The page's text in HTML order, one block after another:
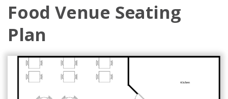
Food Venue Seating
Plan